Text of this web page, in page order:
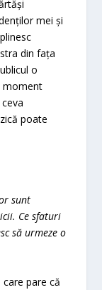
mei și
din fața
o
moment
poate
sunt
Ce sfaturi
să urmeze o
pare că